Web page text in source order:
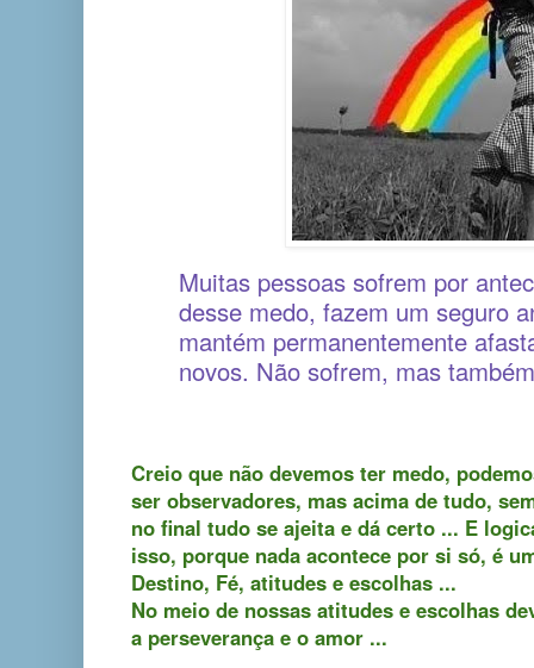
Muitas pessoas sofrem por
desse medo, fazem um seguro
mantém permanentemente
novos. Não sofrem, mas
Creio que não devemos ter medo,
ser observadores, mas acima de tudo,
no final tudo se ajeita e dá certo ... E
isso, porque nada acontece por si só, é
Destino, Fé, atitudes e escolhas ...
No meio de nossas atitudes e escolhas
a perseverança e o amor ...